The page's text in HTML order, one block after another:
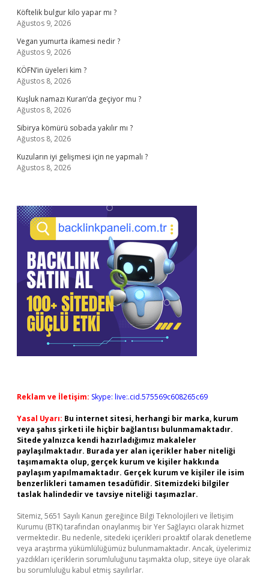
Köftelik bulgur kilo yapar mı ?
Ağustos 9, 2026
Vegan yumurta ikamesi nedir ?
Ağustos 9, 2026
KÖFN’in üyeleri kim ?
Ağustos 8, 2026
Kuşluk namazı Kuran’da geçiyor mu ?
Ağustos 8, 2026
Sibirya kömürü sobada yakılır mı ?
Ağustos 8, 2026
Kuzuların iyi gelişmesi için ne yapmalı ?
Ağustos 8, 2026
Reklam ve İletişim: Skype: live:.cid.575569c608265c69
Yasal Uyarı: Bu internet sitesi, herhangi bir marka, kurum
veya şahıs şirketi ile hiçbir bağlantısı bulunmamaktadır.
Sitede yalnızca kendi hazırladığımız makaleler
paylaşılmaktadır. Burada yer alan içerikler haber niteliği
taşımamakta olup, gerçek kurum ve kişiler hakkında
paylaşım yapılmamaktadır. Gerçek kurum ve kişiler ile isim
benzerlikleri tamamen tesadüfidir. Sitemizdeki bilgiler
taslak halindedir ve tavsiye niteliği taşımazlar.
Sitemiz, 5651 Sayılı Kanun gereğince Bilgi Teknolojileri ve İletişim
Kurumu (BTK) tarafından onaylanmış bir Yer Sağlayıcı olarak hizmet
vermektedir. Bu nedenle, sitedeki içerikleri proaktif olarak denetleme
veya araştırma yükümlülüğümüz bulunmamaktadır. Ancak, üyelerimiz
yazdıkları içeriklerin sorumluluğunu taşımakta olup, siteye üye olarak
bu sorumluluğu kabul etmiş sayılırlar.